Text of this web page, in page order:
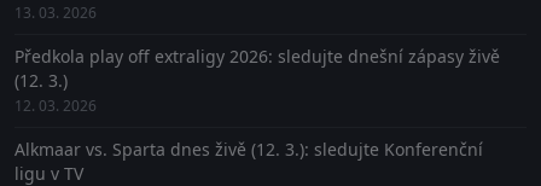
13. 03. 2026
Předkola play off extraligy 2026: sledujte dnešní zápasy živě
(12. 3.)
12. 03. 2026
Alkmaar vs. Sparta dnes živě (12. 3.): sledujte Konferenční
ligu v TV